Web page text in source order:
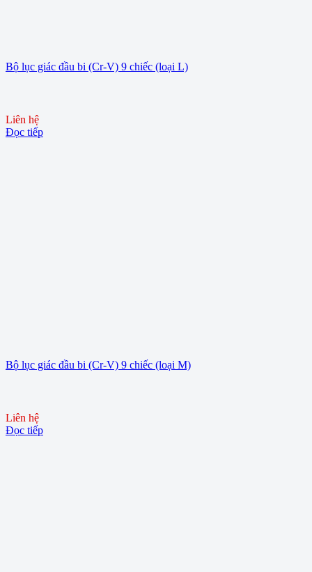
Bộ lục giác đầu bi (Cr-V) 9 chiếc (loại L)
Liên hệ
Đọc tiếp
Bộ lục giác đầu bi (Cr-V) 9 chiếc (loại M)
Liên hệ
Đọc tiếp